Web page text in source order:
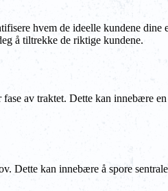
hvem de ideelle kundene dine
å tiltrekke de riktige kundene.
av traktet. Dette kan innebære
Dette kan innebære å spore